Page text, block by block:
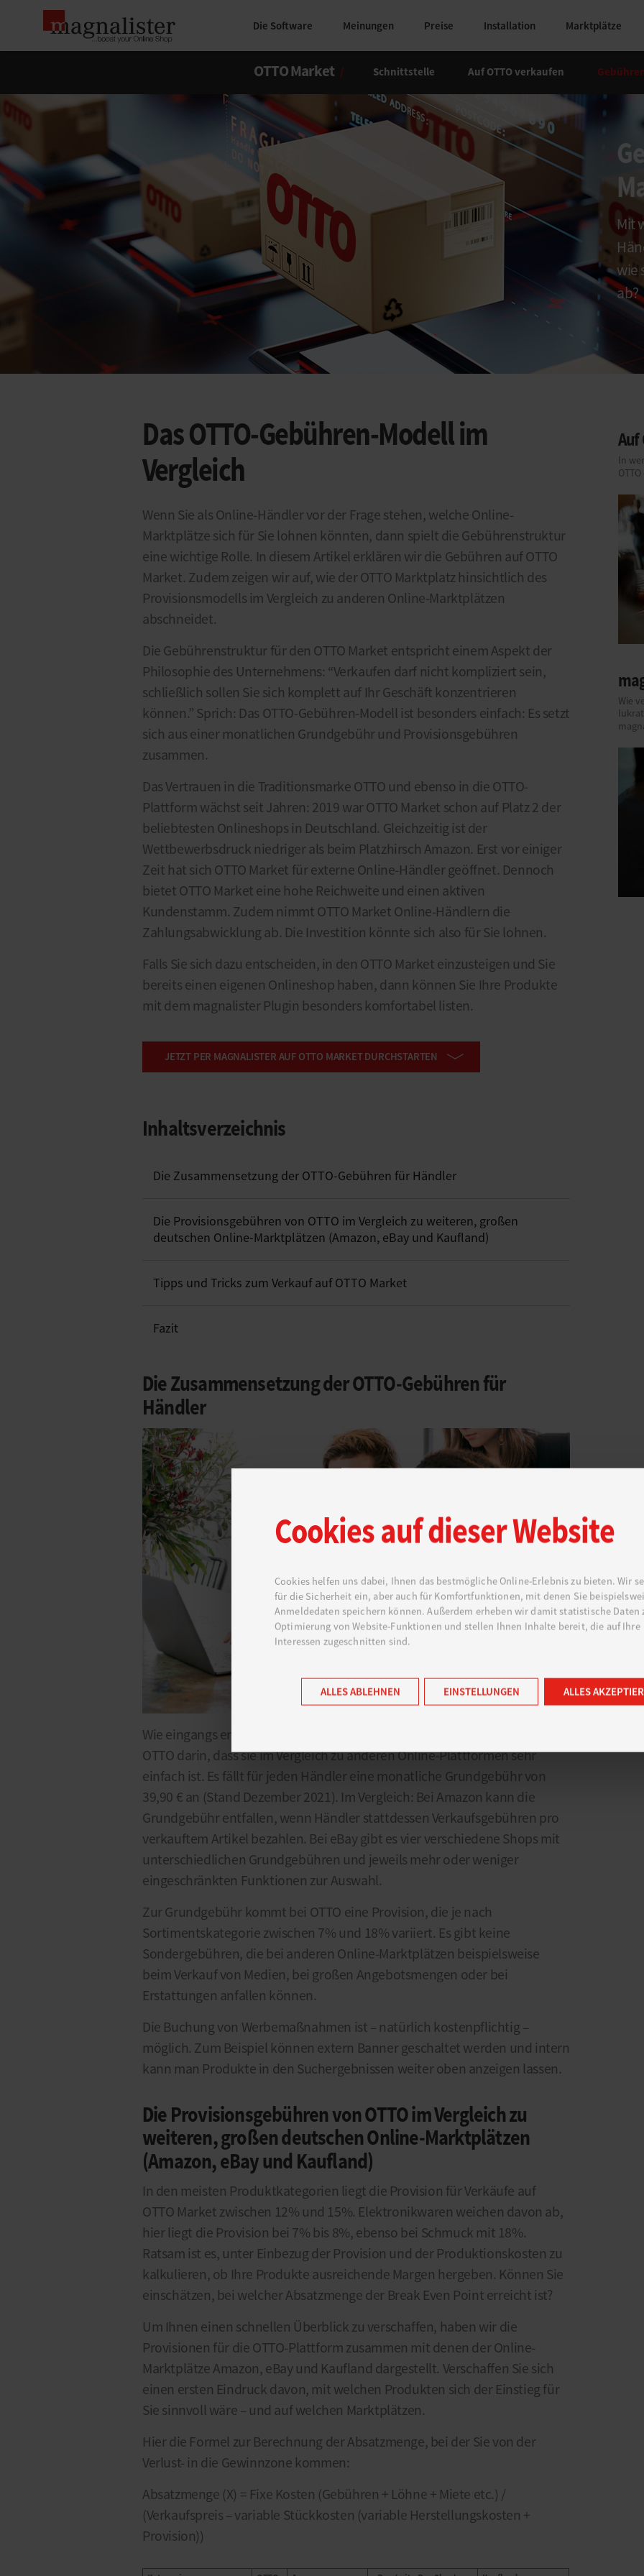
Cookies auf dieser Website
Cookies helfen uns dabei, Ihnen das bestmögliche Online-Erlebnis zu bieten. Wir
für die Sicherheit ein, aber auch für Komfortfunktionen, mit denen Sie
Anmeldedaten speichern können. Außerdem erheben wir damit statistische Daten
Optimierung von Website-Funktionen und stellen Ihnen Inhalte bereit, die auf Ihre
Interessen zugeschnitten sind.
ALLES ABLEHNEN EINSTELLUNGEN ALLES
Die Software Meinungen Preise Installation Marktplätze
OTTO Market / Schnittstelle Auf OTTO verkaufen
Mit
wie
ab?
Das OTTO-Gebühren-Modell im
Vergleich
Wenn Sie als Online-Händler vor der Frage stehen, welche Online-
Marktplätze sich für Sie lohnen könnten, dann spielt die Gebührenstruktur
eine wichtige Rolle. In diesem Artikel erklären wir die Gebühren auf OTTO
Market. Zudem zeigen wir auf, wie der OTTO Marktplatz hinsichtlich des
Provisionsmodells im Vergleich zu anderen Online-Marktplätzen
abschneidet.
Die Gebührenstruktur für den OTTO Market entspricht einem Aspekt der
Philosophie des Unternehmens: “Verkaufen darf nicht kompliziert sein,
schließlich sollen Sie sich komplett auf Ihr Geschäft konzentrieren
können.” Sprich: Das OTTO-Gebühren-Modell ist besonders einfach: Es setzt
sich aus einer monatlichen Grundgebühr und Provisionsgebühren
zusammen.
Das Vertrauen in die Traditionsmarke OTTO und ebenso in die OTTO-
Plattform wächst seit Jahren: 2019 war OTTO Market schon auf Platz 2 der
beliebtesten Onlineshops in Deutschland. Gleichzeitig ist der
Wettbewerbsdruck niedriger als beim Platzhirsch Amazon. Erst vor einiger
Zeit hat sich OTTO Market für externe Online-Händler geöffnet. Dennoch
bietet OTTO Market eine hohe Reichweite und einen aktiven
Kundenstamm. Zudem nimmt OTTO Market Online-Händlern die
Zahlungsabwicklung ab. Die Investition könnte sich also für Sie lohnen.
Falls Sie sich dazu entscheiden, in den OTTO Market einzusteigen und Sie
bereits einen eigenen Onlineshop haben, dann können Sie Ihre Produkte
mit dem magnalister Plugin besonders komfortabel listen.
JETZT PER MAGNALISTER AUF OTTO MARKET DURCHSTARTEN
Inhaltsverzeichnis
Die Zusammensetzung der OTTO-Gebühren für Händler
Die Provisionsgebühren von OTTO im Vergleich zu weiteren, großen
deutschen Online-Marktplätzen (Amazon, eBay und Kaufland)
Tipps und Tricks zum Verkauf auf OTTO Market
Fazit
Die Zusammensetzung der OTTO-Gebühren für
Händler
Wie eingangs erwähnt liegt ein großer Vorteil der Gebührenstruktur bei
OTTO darin, dass sie im Vergleich zu anderen Online-Plattformen sehr
einfach ist. Es fällt für jeden Händler eine monatliche Grundgebühr von
39,90 € an (Stand Dezember 2021). Im Vergleich: Bei Amazon kann die
Grundgebühr entfallen, wenn Händler stattdessen Verkaufsgebühren pro
verkauftem Artikel bezahlen. Bei eBay gibt es vier verschiedene Shops mit
unterschiedlichen Grundgebühren und jeweils mehr oder weniger
eingeschränkten Funktionen zur Auswahl.
Zur Grundgebühr kommt bei OTTO eine Provision, die je nach
Sortimentskategorie zwischen 7% und 18% variiert. Es gibt keine
Sondergebühren, die bei anderen Online-Marktplätzen beispielsweise
beim Verkauf von Medien, bei großen Angebotsmengen oder bei
Erstattungen anfallen können.
Die Buchung von Werbemaßnahmen ist – natürlich kostenpflichtig –
möglich. Zum Beispiel können extern Banner geschaltet werden und intern
kann man Produkte in den Suchergebnissen weiter oben anzeigen lassen.
Die Provisionsgebühren von OTTO im Vergleich zu
weiteren, großen deutschen Online-Marktplätzen
(Amazon, eBay und Kaufland)
In den meisten Produktkategorien liegt die Provision für Verkäufe auf
OTTO Market zwischen 12% und 15%. Elektronikwaren weichen davon ab,
hier liegt die Provision bei 7% bis 8%, ebenso bei Schmuck mit 18%.
Ratsam ist es, unter Einbezug der Provision und der Produktionskosten zu
kalkulieren, ob Ihre Produkte ausreichende Margen hergeben. Können Sie
einschätzen, bei welcher Absatzmenge der Break Even Point erreicht ist?
Um Ihnen einen schnellen Überblick zu verschaffen, haben wir die
Provisionen für die OTTO-Plattform zusammen mit denen der Online-
Marktplätze Amazon, eBay und Kaufland dargestellt. Verschaffen Sie sich
einen ersten Eindruck davon, mit welchen Produkten sich der Einstieg für
Sie sinnvoll wäre – und auf welchen Marktplätzen.
Hier die Formel zur Berechnung der Absatzmenge, bei der Sie von der
Verlust- in die Gewinnzone kommen:
Absatzmenge (X) = Fixe Kosten (Gebühren + Löhne + Miete etc.) /
(Verkaufspreis – variable Stückkosten (variable Herstellungskosten +
Provision))
Auf
In
Wie